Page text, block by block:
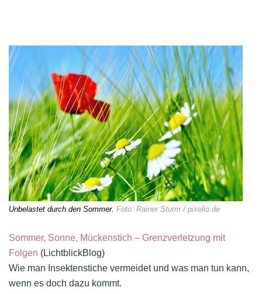
Unbelastet durch den Sommer. Foto: Rainer Sturm / pixelio.de
Sommer, Sonne, Mückenstich – Grenzverletzung mit
Folgen (LichtblickBlog)
Wie man Insektenstiche vermeidet und was man tun kann,
wenn es doch dazu kommt.